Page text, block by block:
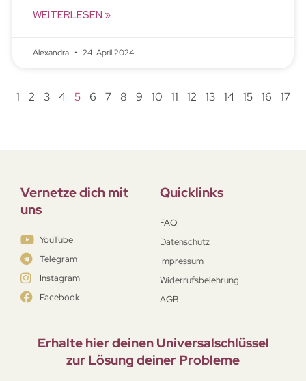
WEITERLESEN »
Alexandra 24. April 2024
1 2 3 4 5 6 7 8 9 10 11 12 13 14 15 16 17
Vernetze dich mit
uns
YouTube
Telegram
Instagram
Facebook
Quicklinks
FAQ
Datenschutz
Impressum
Widerrufsbelehrung
AGB
Erhalte hier deinen Universal­schlüssel
zur Lösung deiner Probleme